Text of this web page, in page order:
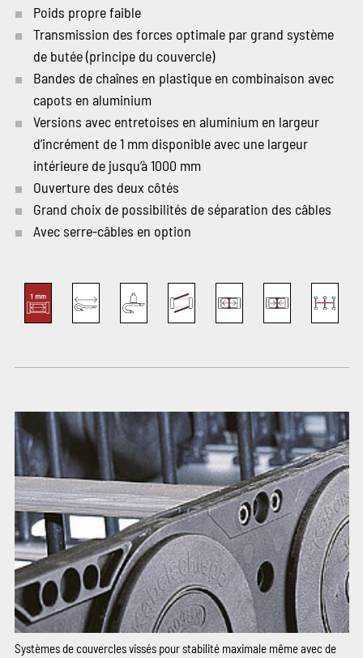
Poids propre faible
Transmission des forces optimale par grand système
de butée (principe du couvercle)
Bandes de chaînes en plastique en combinaison avec
capots en aluminium
Versions avec entretoises en aluminium en largeur
d’incrément de 1 mm disponible avec une largeur
intérieure de jusqu’à 1000 mm
Ouverture des deux côtés
Grand choix de possibilités de séparation des câbles
Avec serre-câbles en option
Systèmes de couvercles vissés pour stabilité maximale même avec de